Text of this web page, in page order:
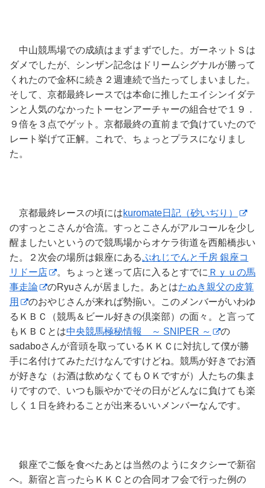
中山競馬場での成績はまずまずでした。ガーネットＳは
ダメでしたが、シンザン記念はドリームシグナルが勝って
くれたので金杯に続き２週連続で当たってしまいました。
そして、京都最終レースでは本命に推したエイシンイダテ
ンと人気のなかったトーセンアーチャーの組合せで１９．
９倍を３点でゲット。京都最終の直前まで負けていたので
レート挙げて正解。これで、ちょっとプラスになりまし
た。
京都最終レースの頃にはkuromate日記（砂いぢり）
のすっとこさんが合流。すっとこさんがアルコールを少し
醒ましたいというので競馬場からオケラ街道を西船橋歩い
た。２次会の場所は銀座にあるぷれじでんと千房 銀座コ
リドー店
。ちょっと迷って店に入るとすでに Ｒｙｕの馬
事走論
のRyuさんが居ました。あとはたぬき親父の皮算
用
のおやじさんが来れば勢揃い。このメンバーがいわゆ
るＫＢＣ（競馬＆ビール好きの倶楽部）の面々。と言って
もＫＢＣとは中央競馬極秘情報 ～ SNIPER ～
の
sadaboさんが音頭を取っているＫＫＣに対抗して僕が勝
手に名付けてみただけなんですけどね。競馬が好きでお酒
が好きな（お酒は飲めなくてもＯＫですが）人たちの集ま
りですので、いつも賑やかでその日がどんなに負けても楽
しく１日を終わることが出来るいいメンバーなんです。
銀座でご飯を食べたあとは当然のようにタクシーで新宿
へ。新宿と言ったらＫＫＣとの合同オフ会で行った例の